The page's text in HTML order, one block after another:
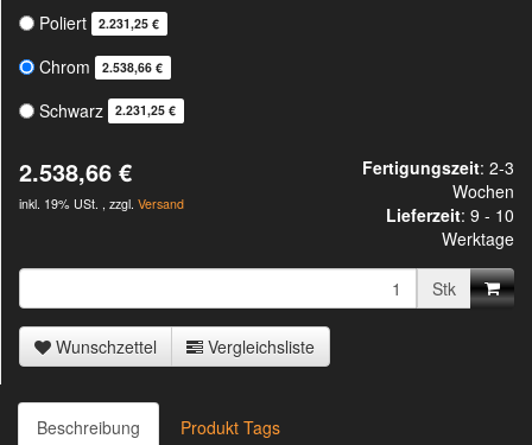
Poliert
2.231,25 €
Chrom 2.538,66 €
Schwarz 2.231,25 €
2.538,66 €
inkl. 19% USt. , zzgl. Versand
Fertigungszeit: 2-3
Wochen
Lieferzeit: 9 - 10
Werktage
Stk
Wunschzettel Vergleichsliste
Beschreibung Produkt Tags